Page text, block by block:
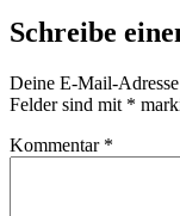
Schreibe
Deine E-Mail-
Felder sind mit *
Kommentar *